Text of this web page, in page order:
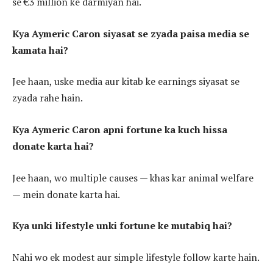
Kya Aymeric Caron siyasat se zyada paisa media se
kamata hai?
Jee haan, uske media aur kitab ke earnings siyasat se
zyada rahe hain.
Kya Aymeric Caron apni fortune ka kuch hissa
donate karta hai?
Jee haan, wo multiple causes — khas kar animal welfare
— mein donate karta hai.
Kya unki lifestyle unki fortune ke mutabiq hai?
Nahi wo ek modest aur simple lifestyle follow karte hain.